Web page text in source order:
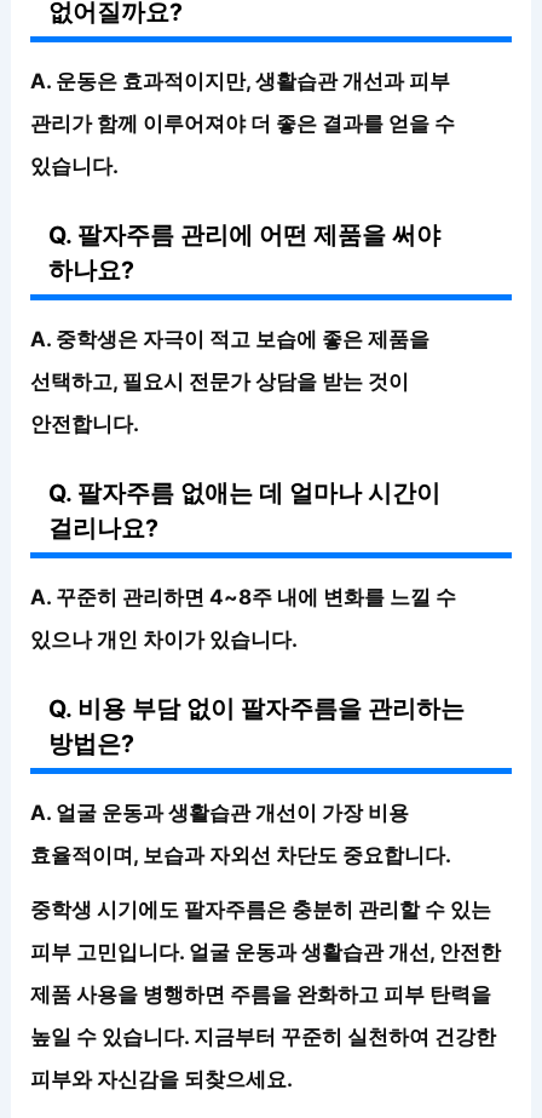
없어질까요?
A. 운동은 효과적이지만, 생활습관 개선과 피부
관리가 함께 이루어져야 더 좋은 결과를 얻을 수
있습니다.
Q. 팔자주름 관리에 어떤 제품을 써야
하나요?
A. 중학생은 자극이 적고 보습에 좋은 제품을
선택하고, 필요시 전문가 상담을 받는 것이
안전합니다.
Q. 팔자주름 없애는 데 얼마나 시간이
걸리나요?
A. 꾸준히 관리하면 4~8주 내에 변화를 느낄 수
있으나 개인 차이가 있습니다.
Q. 비용 부담 없이 팔자주름을 관리하는
방법은?
A. 얼굴 운동과 생활습관 개선이 가장 비용
효율적이며, 보습과 자외선 차단도 중요합니다.
중학생 시기에도 팔자주름은 충분히 관리할 수 있는
피부 고민입니다. 얼굴 운동과 생활습관 개선, 안전한
제품 사용을 병행하면 주름을 완화하고 피부 탄력을
높일 수 있습니다. 지금부터 꾸준히 실천하여 건강한
피부와 자신감을 되찾으세요.